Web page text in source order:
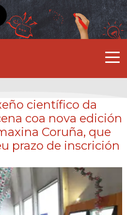
científico da
coa nova edición
Coruña, que
prazo de inscrición